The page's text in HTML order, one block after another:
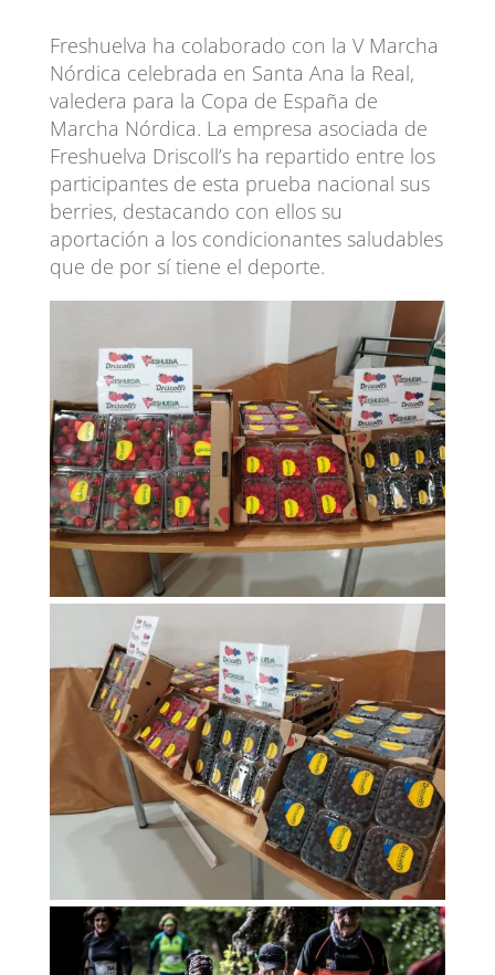
Freshuelva ha colaborado con la V Marcha
Nórdica celebrada en Santa Ana la Real,
valedera para la Copa de España de
Marcha Nórdica. La empresa asociada de
Freshuelva Driscoll’s ha repartido entre los
participantes de esta prueba nacional sus
berries, destacando con ellos su
aportación a los condicionantes saludables
que de por sí tiene el deporte.